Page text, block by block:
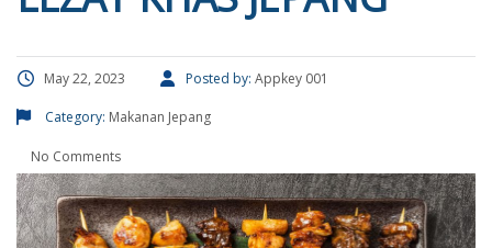
May 22, 2023 Posted by: Appkey 001
Category: Makanan Jepang
No Comments